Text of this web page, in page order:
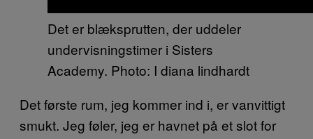
Det er blæksprutten, der uddeler
undervisningstimer i Sisters
Academy. Photo: I diana lindhardt
Det første rum, jeg kommer ind i, er vanvittigt
smukt. Jeg føler, jeg er havnet på et slot for